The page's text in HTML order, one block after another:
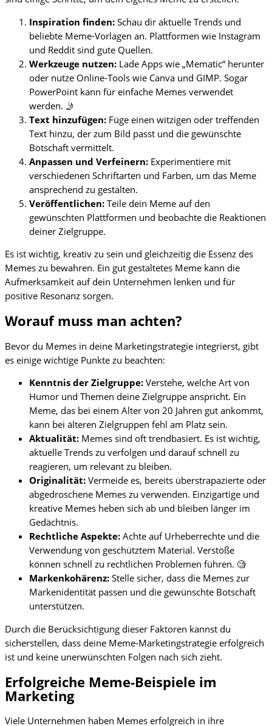
Inspiration finden: Schau dir aktuelle Trends und
beliebte Meme-Vorlagen an. Plattformen wie Instagram
und Reddit sind gute Quellen.
Werkzeuge nutzen: Lade Apps wie „Mematic“ herunter
oder nutze Online-Tools wie Canva und GIMP. Sogar
PowerPoint kann für einfache Memes verwendet
werden. 🤳
Text hinzufügen: Füge einen witzigen oder treffenden
Text hinzu, der zum Bild passt und die gewünschte
Botschaft vermittelt.
Anpassen und Verfeinern: Experimentiere mit
verschiedenen Schriftarten und Farben, um das Meme
ansprechend zu gestalten.
Veröffentlichen: Teile dein Meme auf den
gewünschten Plattformen und beobachte die Reaktionen
deiner Zielgruppe.
Es ist wichtig, kreativ zu sein und gleichzeitig die Essenz des
Memes zu bewahren. Ein gut gestaltetes Meme kann die
Aufmerksamkeit auf dein Unternehmen lenken und für
positive Resonanz sorgen.
Worauf muss man achten?
Bevor du Memes in deine Marketingstrategie integrierst, gibt
es einige wichtige Punkte zu beachten:
Kenntnis der Zielgruppe: Verstehe, welche Art von
Humor und Themen deine Zielgruppe anspricht. Ein
Meme, das bei einem Alter von 20 Jahren gut ankommt,
kann bei älteren Zielgruppen fehl am Platz sein.
Aktualität: Memes sind oft trendbasiert. Es ist wichtig,
aktuelle Trends zu verfolgen und darauf schnell zu
reagieren, um relevant zu bleiben.
Originalität: Vermeide es, bereits überstrapazierte oder
abgedroschene Memes zu verwenden. Einzigartige und
kreative Memes heben sich ab und bleiben länger im
Gedächtnis.
Rechtliche Aspekte: Achte auf Urheberrechte und die
Verwendung von geschütztem Material. Verstöße
können schnell zu rechtlichen Problemen führen. 🧐
Markenkohärenz: Stelle sicher, dass die Memes zur
Markenidentität passen und die gewünschte Botschaft
unterstützen.
Durch die Berücksichtigung dieser Faktoren kannst du
sicherstellen, dass deine Meme-Marketingstrategie erfolgreich
ist und keine unerwünschten Folgen nach sich zieht.
Erfolgreiche Meme-Beispiele im
Marketing
Viele Unternehmen haben Memes erfolgreich in ihre